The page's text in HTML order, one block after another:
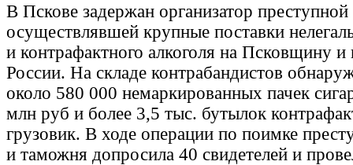
В Пскове задержан организатор
осуществлявшей крупные поставки
и контрафактного алкоголя на Псковщину и
России. На складе контрабандистов
около 580 000 немаркированных пачек
млн руб и более 3,5 тыс. бутылок
грузовик. В ходе операции по поимке
и таможня допросила 40 свидетелей и